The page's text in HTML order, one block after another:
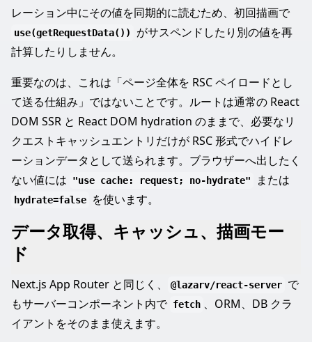
レーション中にその値を同期的に読むため、初回描画で
use(getRequestData())
がサスペンドしたり別の値を再
計算したりしません。
重要なのは、これは「ページ全体を RSC ペイロードとし
て送る仕組み」ではないことです。ルートは通常の React
DOM SSR と React DOM hydration のままで、必要なリ
クエストキャッシュエントリだけが RSC 形式でハイドレ
ーションデータとして送られます。ブラウザーへ出したく
ない値には
"use cache: request; no-hydrate" または
hydrate=false を使います。
データ取得、キャッシュ、描画モー
ド
Next.js App Router と同じく、 @lazarv/react-server で
もサーバーコンポーネント内で fetch 、ORM、DB クラ
イアントをそのまま使えます。